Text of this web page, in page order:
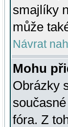
smajlíky
může
Návrat
Mohu
Obrázky
fóra. Z